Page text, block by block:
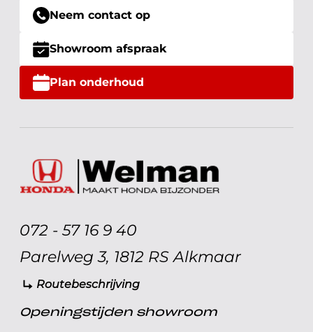
Neem contact op
Showroom afspraak
Plan onderhoud
072 - 57 16 9 40
Parelweg 3, 1812 RS Alkmaar
Routebeschrijving
Openingstijden showroom